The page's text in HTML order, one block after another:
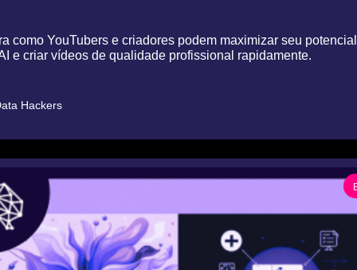
como YouTubers e criadores podem maximizar seu
e criar vídeos de qualidade profissional rapidamente.
Hackers